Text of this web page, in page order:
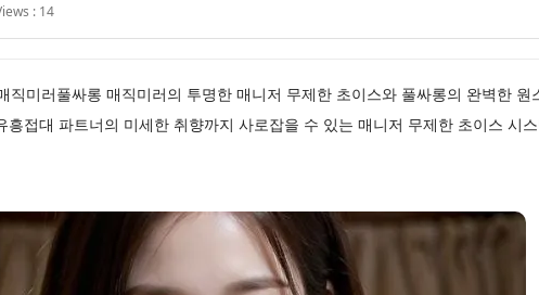
: 14
직미러풀싸롱 매직미러의 투명한 매니저 무제한 초이스와 풀싸롱의 완벽한 원
접대 파트너의 미세한 취향까지 사로잡을 수 있는 매니저 무제한 초이스 시